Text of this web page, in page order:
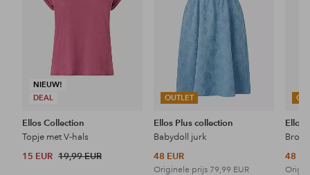
NIEUW!
DEAL
Ellos Collection
Topje met V-hals
15 EUR 19,99 EUR
OUTLET
Ellos Plus collection
Babydoll jurk
48 EUR
Originele prijs 79,99 EUR
Ellos
48